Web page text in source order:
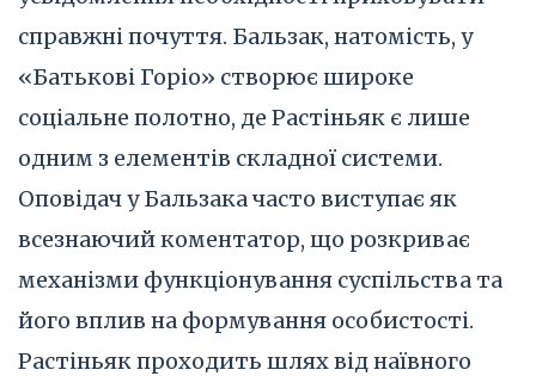
справжні почуття. Бальзак, натомість, у
«Батькові Горіо» створює широке
соціальне полотно, де Растіньяк є лише
одним з елементів складної системи.
Оповідач у Бальзака часто виступає як
всезнаючий коментатор, що розкриває
механізми функціонування суспільства та
його вплив на формування особистості.
Растіньяк проходить шлях від наївного